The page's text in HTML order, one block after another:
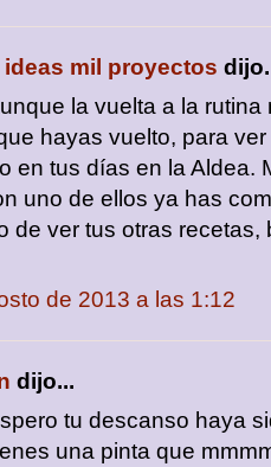
ideas mil proyectos
la vuelta a la
hayas vuelto, para
en tus días en la Aldea.
uno de ellos ya has
de ver tus otras recetas,
de 2013 a las 1:12
dijo...
tu descanso haya
una pinta que